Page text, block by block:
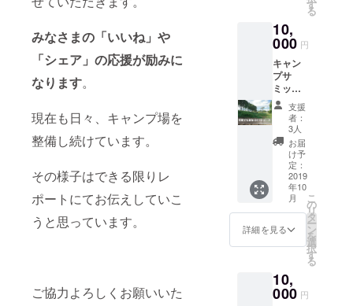
みなさまの「いいね」や
「シェア」の応援が励みに
なります。
現在も日々、キャンプ場を
整備し続けています。
その様子はできる限りレ
ポートにてお伝えしていこ
うと思っています。
ご協力よろしくお願いいた
ませ
ん。ご
安心く
ださ
い！
ジュー
ル■９：
００〜
１２：
００午
前作
業 １
時間の
ランチ
休憩
１３：
００〜
１５：
００午
後作業
帰宅し
ても問
ん。ご
安心く
の愛を
知りた
いま
す！
２）サ
ミット
当日、
キャン
プ場で
宿泊で
きる権
利で
す。
３）当
ミット
の様子
撮影い
たしま
スは藤
本が直
売所に
直接買
い付け
に行き
ます！
２）応
援して
くだ
さった
あなた
に、藤
本が心
を込め
てお礼
のメー
３）今
回の
付きジ
ンギス
カン
セット
をお届
けしま
す。 ハ
スカッ
プワイ
ン入
り 味
付き
ロース
ジンギ
スカン
800グラ
ム×３袋
る内容
です。
す
る
10,
000 円
キャン
プサ
ミット
当日に
残念な
がら参
加でき
ない方
もご安
心くだ
さい。
1）9月
23日以
降何度
でもキ
ヨミ
プ場で
キャン
プがで
支援
者：
3人
お届
け予
定：
2019
年10
月
詳細を見る
こ
の
リ
タ
ー
ン
を
選
択
す
る
10,
000 円